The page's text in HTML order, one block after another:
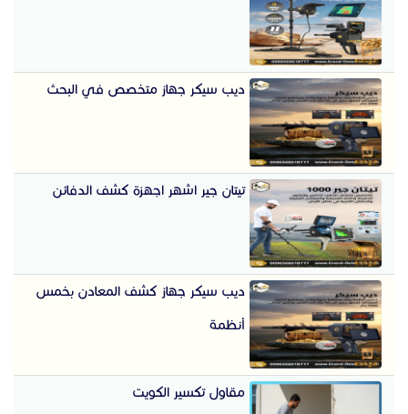
ديب سيكر جهاز متخصص في البحث
تيتان جير اشهر اجهزة كشف الدفائن
ديب سيكر جهاز كشف المعادن بخمس
أنظمة
مقاول تكسير الكويت